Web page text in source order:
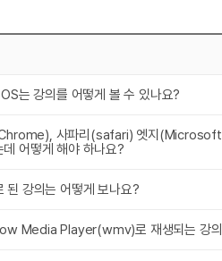
는 강의를 어떻게 볼 수 있나요?
사파리(safari) 엣지(Microsoft
데 어떻게 해야 하나요?
된 강의는 어떻게 보나요?
Media Player(wmv)로 재생되는 강의